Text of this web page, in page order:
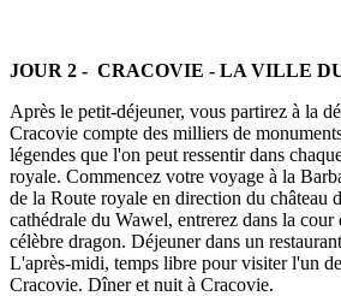
JOUR 2 - CRACOVIE - LA VILLE
Après le petit-déjeuner, vous partirez à la
Cracovie compte des milliers de
légendes que l'on peut ressentir dans
royale. Commencez votre voyage à la
de la Route royale en direction du château
cathédrale du Wawel, entrerez dans la cour
célèbre dragon. Déjeuner dans un
L'après-midi, temps libre pour visiter l'un
Cracovie. Dîner et nuit à Cracovie.